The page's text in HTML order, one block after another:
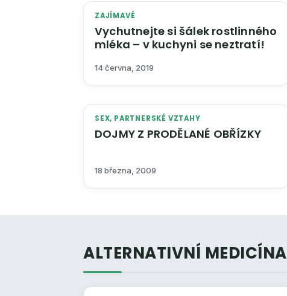
ZAJÍMAVÉ
Vychutnejte si šálek rostlinného
mléka – v kuchyni se neztratí!
14 června, 2019
SEX, PARTNERSKÉ VZTAHY
DOJMY Z PRODĚLANÉ OBŘÍZKY
18 března, 2009
ALTERNATIVNÍ MEDICÍNA